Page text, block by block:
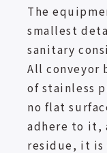
The
smallest
sanitary
All conveyor
of stainless
no flat
adhere to it,
residue, it is